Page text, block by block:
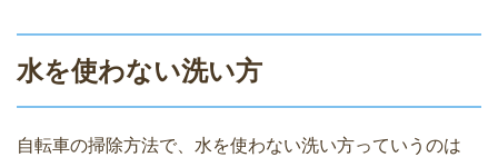
水を使わない洗い方
自転車の掃除方法で、水を使わない洗い方っていうのは